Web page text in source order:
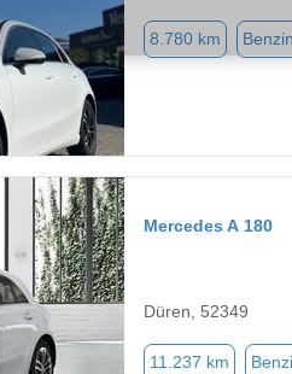
8.780 km Benzin
Mercedes A 180
Düren, 52349
11.237 km